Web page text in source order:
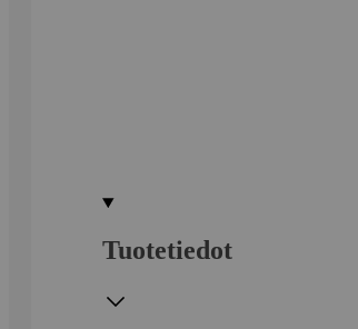
Tuotetiedot